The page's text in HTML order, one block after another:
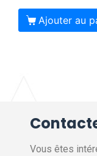
Ajouter au
Vous êtes